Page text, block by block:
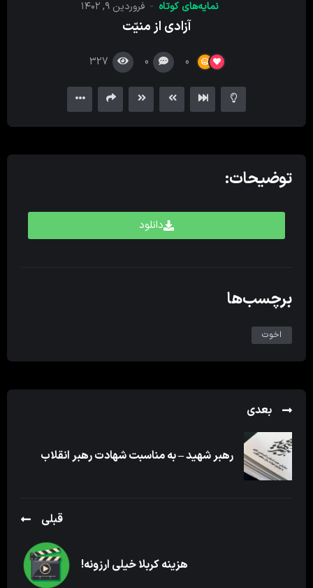
نمایه‌های کوتاه فروردین ۹, ۱۴۰۲
آزادی از منیّت
0
0
327
توضیحات:
دانلود
برچسب‌ها
اخوت
بعدی
رهبر شهید – به مناسبت شهادت رهبر انقلاب
قبلی
هزینه کربلا خیلی ارزونه!